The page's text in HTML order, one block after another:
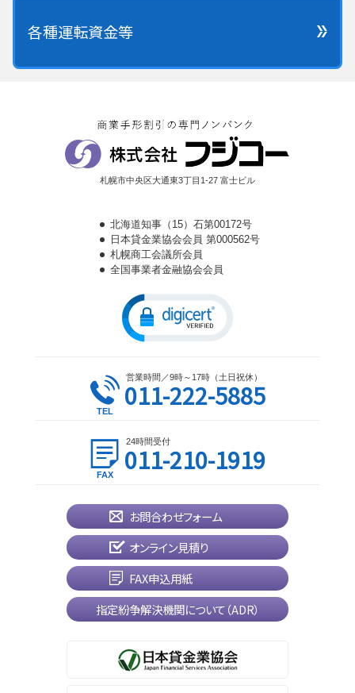
各種運転資金等
札幌市中央区大通東3丁目1-27 富士ビル
北海道知事（15）石第00172号
日本貸金業協会会員 第000562号
札幌商工会議所会員
全国事業者金融協会会員
営業時間／9時～17時（土日祝休）
011-222-5885
24時間受付
011-210-1919
お問合わせフォーム
オンライン見積り
FAX申込用紙
指定紛争解決機関について（ADR）